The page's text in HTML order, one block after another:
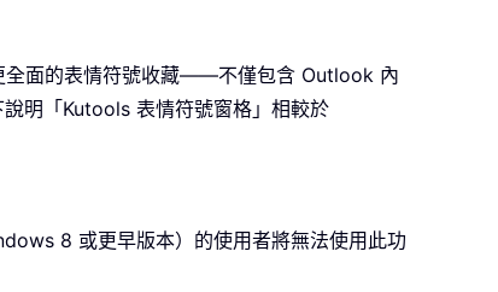
全面的表情符號收藏——不僅包含 Outlook 內
明「Kutools 表情符號窗格」相較於
8 或更早版本）的使用者將無法使用此功